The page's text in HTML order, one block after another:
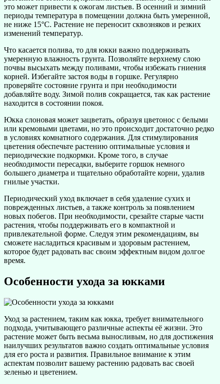
это может привести к ожогам листьев. В осенний и зимний
периоды температура в помещении должна быть умеренной,
не ниже 15°C. Растение не переносит сквозняков и резких
изменений температур.
Что касается полива, то для юкки важно поддерживать
умеренную влажность грунта. Позволяйте верхнему слою
почвы высыхать между поливами, чтобы избежать гниения
корней. Избегайте застоя воды в горшке. Регулярно
проверяйте состояние грунта и при необходимости
добавляйте воду. Зимой полив сокращается, так как растение
находится в состоянии покоя.
Юкка слоновая может зацветать, образуя цветонос с белыми
или кремовыми цветами, но это происходит достаточно редко
в условиях комнатного содержания. Для стимулирования
цветения обеспечьте растению оптимальные условия и
периодические подкормки. Кроме того, в случае
необходимости пересадки, выберите горшок немного
большего диаметра и тщательно обработайте корни, удалив
гнилые участки.
Периодический уход включает в себя удаление сухих и
поврежденных листьев, а также контроль за появлением
новых побегов. При необходимости, срезайте старые части
растения, чтобы поддерживать его в компактной и
привлекательной форме. Следуя этим рекомендациям, вы
сможете насладиться красивым и здоровым растением,
которое будет радовать вас своим эффектным видом долгое
время.
Особенности ухода за юкками
Уход за растением, таким как юкка, требует внимательного
подхода, учитывающего различные аспекты её жизни. Это
растение может быть весьма выносливым, но для достижения
наилучших результатов важно создать оптимальные условия
для его роста и развития. Правильное внимание к этим
аспектам позволит вашему растению радовать вас своей
зеленью и цветением.